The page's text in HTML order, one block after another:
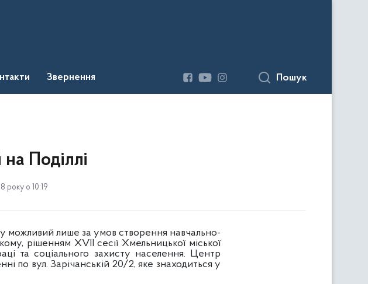
Звернення Пошук
на Поділлі
року о 10:19
можливий лише за умов створення навчально-
рішенням ХVII сесії Хмельницької міської
та соціального захисту населення. Центр
по вул. Зарічанській 20/2, яке знаходиться у